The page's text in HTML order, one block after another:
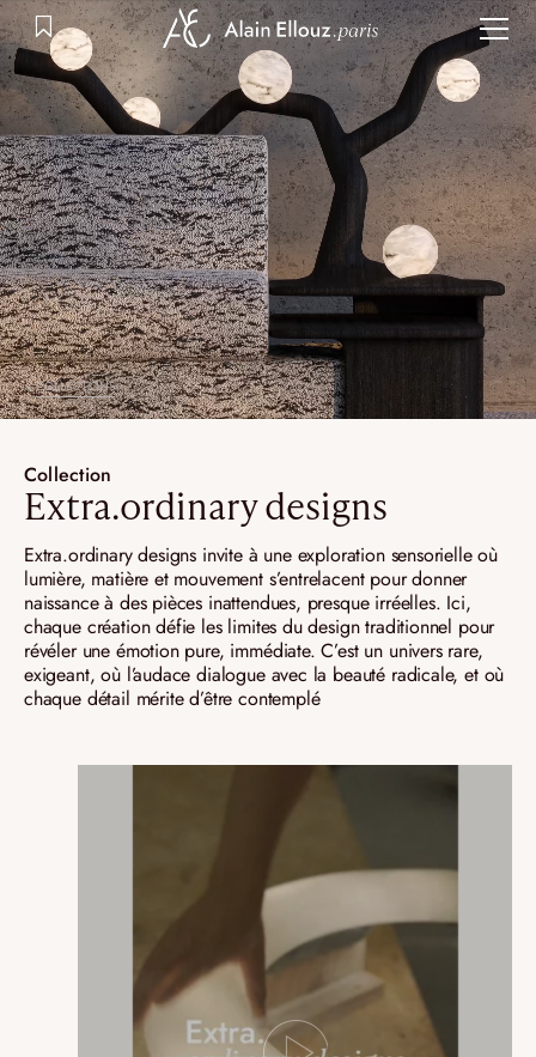
Aller
au
contenu
COLLECTIONS
Collection
Extra.ordinary designs
Extra.ordinary designs invite à une exploration sensorielle où
lumière, matière et mouvement s’entrelacent pour donner
naissance à des pièces inattendues, presque irréelles. Ici,
chaque création défie les limites du design traditionnel pour
révéler une émotion pure, immédiate. C’est un univers rare,
exigeant, où l’audace dialogue avec la beauté radicale, et où
chaque détail mérite d’être contemplé